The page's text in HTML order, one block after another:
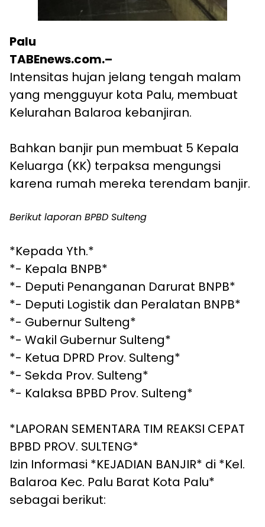
Palu
TABEnews.com.–
Intensitas hujan jelang tengah malam
yang mengguyur kota Palu, membuat
Kelurahan Balaroa kebanjiran.
Bahkan banjir pun membuat 5 Kepala
Keluarga (KK) terpaksa mengungsi
karena rumah mereka terendam banjir.
Berikut laporan BPBD Sulteng
*Kepada Yth.*
*- Kepala BNPB*
*- Deputi Penanganan Darurat BNPB*
*- Deputi Logistik dan Peralatan BNPB*
*- Gubernur Sulteng*
*- Wakil Gubernur Sulteng*
*- Ketua DPRD Prov. Sulteng*
*- Sekda Prov. Sulteng*
*- Kalaksa BPBD Prov. Sulteng*
*LAPORAN SEMENTARA TIM REAKSI CEPAT
BPBD PROV. SULTENG*
Izin Informasi *KEJADIAN BANJIR* di *Kel.
Balaroa Kec. Palu Barat Kota Palu*
sebagai berikut: